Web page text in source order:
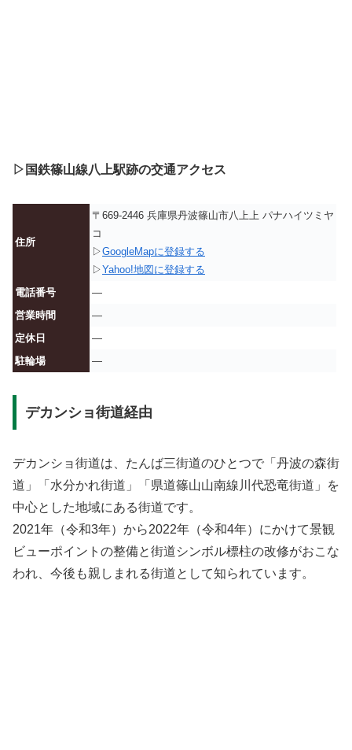
▷国鉄篠山線八上駅跡の交通アクセス
住所
〒669-2446 兵庫県丹波篠山市八上上 パナハイツミヤ
コ
▷GoogleMapに登録する
▷Yahoo!地図に登録する
電話番号
—
営業時間
—
定休日
—
駐輪場
—
デカンショ街道経由
デカンショ街道は、たんば三街道のひとつで「丹波の森街
道」「水分かれ街道」「県道篠山山南線川代恐竜街道」を
中心とした地域にある街道です。
2021年（令和3年）から2022年（令和4年）にかけて景観
ビューポイントの整備と街道シンボル標柱の改修がおこな
われ、今後も親しまれる街道として知られています。